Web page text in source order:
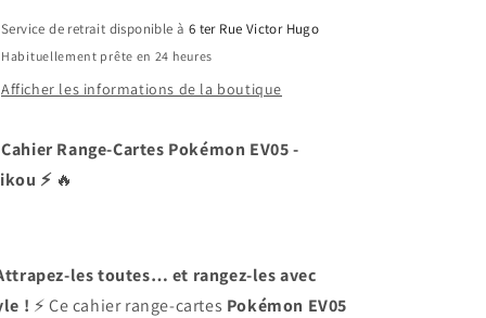
Forces
Temporelles
-
Pokemon
(Raikou)
Forces
Temporelles
-
Pokemon
Service de retrait disponible à 6 ter Rue Victor Hugo
Habituellement prête en 24 heures
Afficher les informations de la boutique
Cahier Range-Cartes Pokémon EV05 -
⚡🔥
les toutes… et rangez-les avec
! ⚡ Ce cahier range-cartes Pokémon EV05